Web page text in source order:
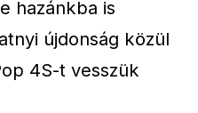
hazánkba is
újdonság közül
4S-t vesszük